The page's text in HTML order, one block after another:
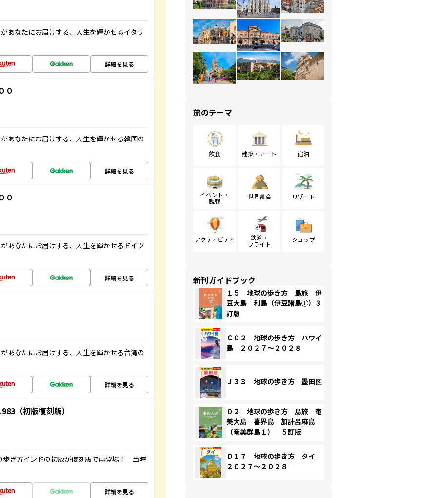
あなたにお届けする、人生を輝かせるイタリ
詳細を見る
０
あなたにお届けする、人生を輝かせる韓国の
詳細を見る
０
あなたにお届けする、人生を輝かせるドイツ
詳細を見る
あなたにお届けする、人生を輝かせる台湾の
詳細を見る
（初版復刻版）
歩き方インドの初版が復刻版で再登場！ 当時
詳細を見る
旅のテーマ
飲食 建築・アート 宿泊
イベント・
観戦
世界遺産 リゾート
アクティビティ
鉄道・
フライト
ショップ
新刊ガイドブック
１５ 地球の歩き方 島旅 伊
豆大島 利島（伊豆諸島①）３
訂版
Ｃ０２ 地球の歩き方 ハワイ
島 ２０２７～２０２８
Ｊ３３ 地球の歩き方 墨田区
０２ 地球の歩き方 島旅 奄
美大島 喜界島 加計呂麻島
（奄美群島１） ５訂版
Ｄ１７ 地球の歩き方 タイ
２０２７～２０２８